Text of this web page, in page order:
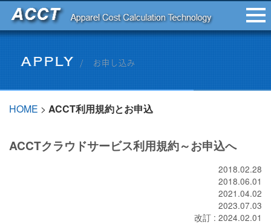
HOME > ACCT利用規約とお申込
ACCTクラウドサービス利用規約～お申込へ
2018.02.28
2018.06.01
2021.04.02
2023.07.03
改訂 : 2024.02.01